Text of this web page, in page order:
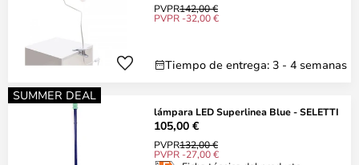
PVPR142,00 €
PVPR -32,00 €
Tiempo de entrega: 3 - 4 semanas
SUMMER DEAL
lámpara LED Superlinea Blue - SELETTI
105,00 €
PVPR132,00 €
PVPR -27,00 €